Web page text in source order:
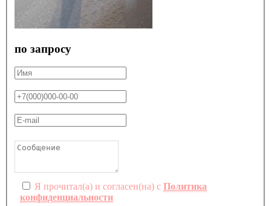
по запросу
Я прочитал(а) и согласен(на) с Политика
конфиденциальности